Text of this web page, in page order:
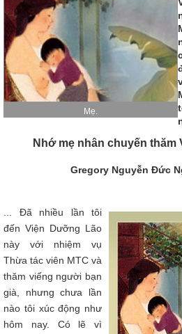
Mẹ.
Nhớ mẹ nhân chuyến thăm
Gregory Nguyễn Đức
... Đã nhiều lần tôi
đến Viện Dưỡng Lão
này với nhiệm vụ
Thừa tác viên MTC và
thăm viếng người bạn
già, nhưng chưa lần
nào tôi xúc động như
hôm nay. Có lẽ vì